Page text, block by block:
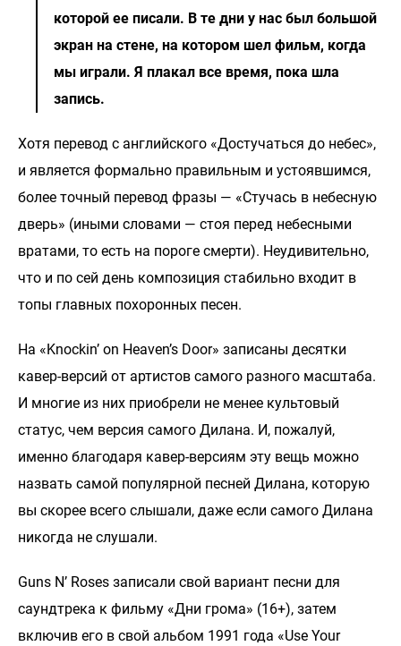
которой ее писали. В те дни у нас был большой
экран на стене, на котором шел фильм, когда
мы играли. Я плакал все время, пока шла
запись.
Хотя перевод с английского «Достучаться до небес»,
и является формально правильным и устоявшимся,
более точный перевод фразы — «Стучась в небесную
дверь» (иными словами — стоя перед небесными
вратами, то есть на пороге смерти). Неудивительно,
что и по сей день композиция стабильно входит в
топы главных похоронных песен.
На «Knockin’ on Heaven’s Door» записаны десятки
кавер-версий от артистов самого разного масштаба.
И многие из них приобрели не менее культовый
статус, чем версия самого Дилана. И, пожалуй,
именно благодаря кавер-версиям эту вещь можно
назвать самой популярной песней Дилана, которую
вы скорее всего слышали, даже если самого Дилана
никогда не слушали.
Guns N’ Roses записали свой вариант песни для
саундтрека к фильму «Дни грома» (16+), затем
включив его в свой альбом 1991 года «Use Your